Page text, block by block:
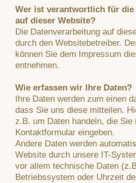
Wer ist verantwortlich für die
auf dieser Website?
Die Datenverarbeitung auf
durch den Websitebetreiber.
können Sie dem Impressum
entnehmen.
Wie erfassen wir Ihre Daten?
Ihre Daten werden zum einen
dass Sie uns diese mitteilen.
z.B. um Daten handeln, die Sie
Kontaktformular eingeben.
Andere Daten werden
Website durch unsere IT-
vor allem technische Daten
Betriebssystem oder Uhrzeit